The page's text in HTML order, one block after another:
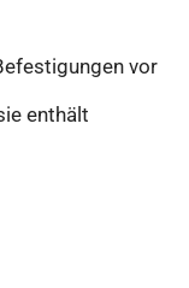
vor
enthält